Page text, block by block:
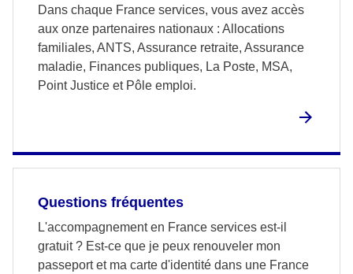
Dans chaque France services, vous avez accès
aux onze partenaires nationaux : Allocations
familiales, ANTS, Assurance retraite, Assurance
maladie, Finances publiques, La Poste, MSA,
Point Justice et Pôle emploi.
Questions fréquentes
L'accompagnement en France services est-il
gratuit ? Est-ce que je peux renouveler mon
passeport et ma carte d'identité dans une France